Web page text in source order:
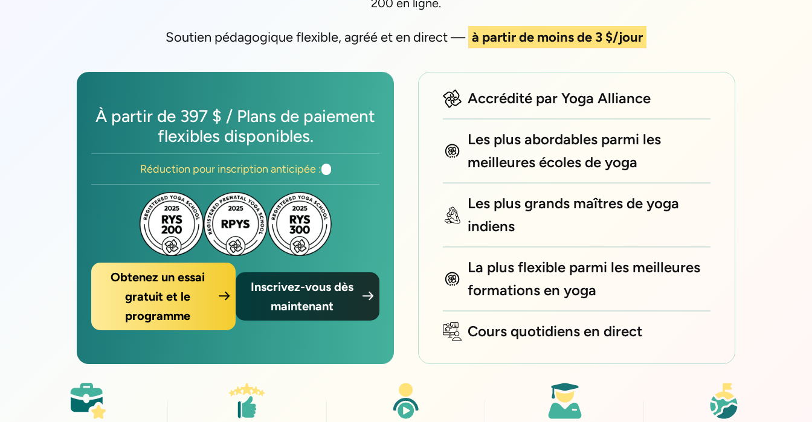
200 en ligne.
Soutien pédagogique flexible, agréé et en direct — à partir de moins de 3 $/jour
À partir de 397 $ / Plans de paiement
flexibles disponibles.
Réduction pour inscription anticipée :
Obtenez un essai
gratuit et le
programme
Inscrivez-vous dès
maintenant
Accrédité par Yoga Alliance
Les plus abordables parmi les
meilleures écoles de yoga
Les plus grands maîtres de yoga
indiens
La plus flexible parmi les meilleures
formations en yoga
Cours quotidiens en direct